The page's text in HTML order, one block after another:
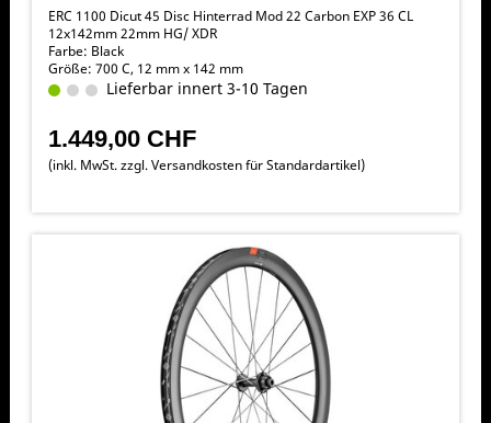
ERC 1100 Dicut 45 Disc Hinterrad Mod 22 Carbon EXP 36 CL
12x142mm 22mm HG/ XDR
Farbe: Black
Größe: 700 C, 12 mm x 142 mm
Lieferbar innert 3-10 Tagen
1.449,00 CHF
(inkl. MwSt. zzgl.Versandkosten für Standardartikel)